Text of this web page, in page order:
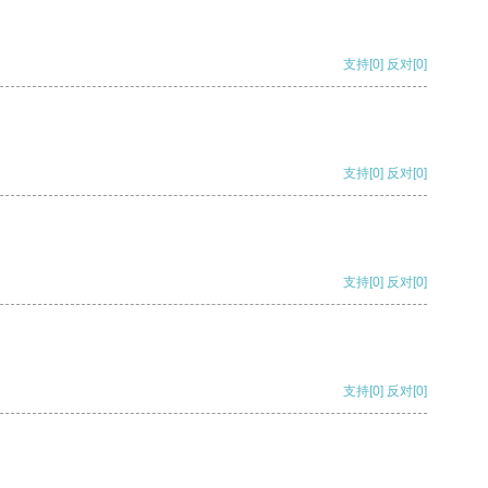
支持[0] 反对[0]
支持[0] 反对[0]
支持[0] 反对[0]
支持[0] 反对[0]